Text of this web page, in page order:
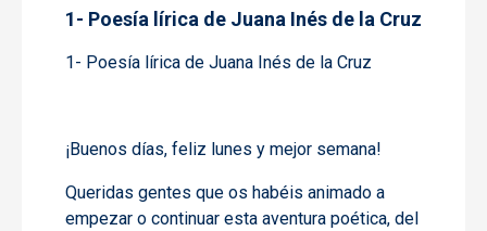
1- Poesía lírica de Juana Inés de la Cruz
1- Poesía lírica de Juana Inés de la Cruz
¡Buenos días, feliz lunes y mejor semana!
Queridas gentes que os habéis animado a
empezar o continuar esta aventura poética, del